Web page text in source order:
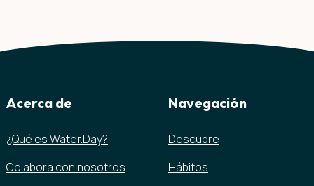
Acerca de
¿Qué es Water.Day?
Colabora con nosotros
Navegación
Descubre
Hábitos